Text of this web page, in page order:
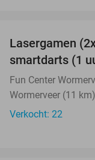
NEW
TODAY
Lasergamen
smartdarts (1
Fun Center
Wormerveer (11 km)
Verkocht: 22